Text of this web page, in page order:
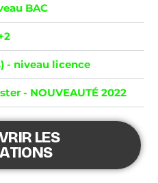
BAC
- niveau licence
- NOUVEAUTÉ 2022
LES